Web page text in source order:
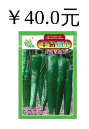
￥40.0元